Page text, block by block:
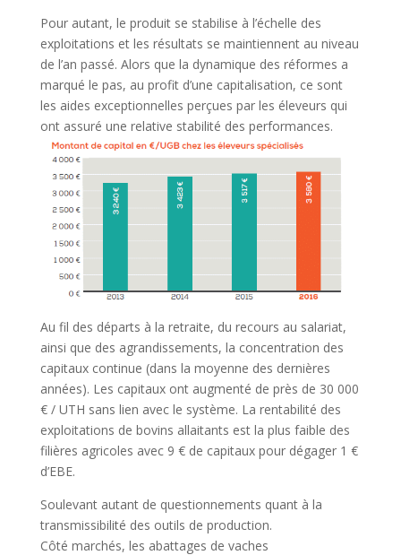
Pour autant, le produit se stabilise à l’échelle des
exploitations et les résultats se maintiennent au niveau
de l’an passé. Alors que la dynamique des réformes a
marqué le pas, au profit d’une capitalisation, ce sont
les aides exceptionnelles perçues par les éleveurs qui
ont assuré une relative stabilité des performances.
Au fil des départs à la retraite, du recours au salariat,
ainsi que des agrandissements, la concentration des
capitaux continue (dans la moyenne des dernières
années). Les capitaux ont augmenté de près de 30 000
€ / UTH sans lien avec le système. La rentabilité des
exploitations de bovins allaitants est la plus faible des
filières agricoles avec 9 € de capitaux pour dégager 1 €
d’EBE.
Soulevant autant de questionnements quant à la
transmissibilité des outils de production.
Côté marchés, les abattages de vaches